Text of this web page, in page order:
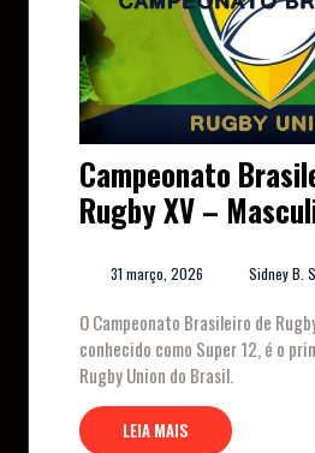
Campeonato
Rugby XV –
31 março, 2026 Sidney B.
O Campeonato Brasileiro de
conhecido como Super 12, é o
Rugby Union do Brasil.
LEIA MAIS